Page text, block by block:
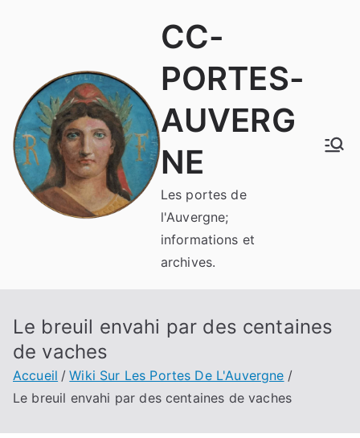
CC-
PORTES-
AUVERG
NE
Les portes de
l'Auvergne;
informations et
archives.
Le breuil envahi par des centaines
de vaches
Accueil
Wiki Sur Les Portes De L'Auvergne
Le breuil envahi par des centaines de vaches